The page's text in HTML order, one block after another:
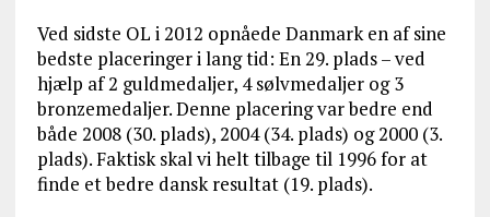
Ved sidste OL i 2012 opnåede Danmark en af sine
bedste placeringer i lang tid: En 29. plads – ved
hjælp af 2 guldmedaljer, 4 sølvmedaljer og 3
bronzemedaljer. Denne placering var bedre end
både 2008 (30. plads), 2004 (34. plads) og 2000 (3.
plads). Faktisk skal vi helt tilbage til 1996 for at
finde et bedre dansk resultat (19. plads).